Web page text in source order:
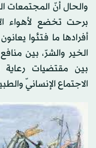
والحال أنّ المجتمعات
برحت تخضع لأهواء
أفرادها ما فتئوا
الخير والشرّ، بين
بين مقتضيات رعاية
الاجتماع الإنسانيّ